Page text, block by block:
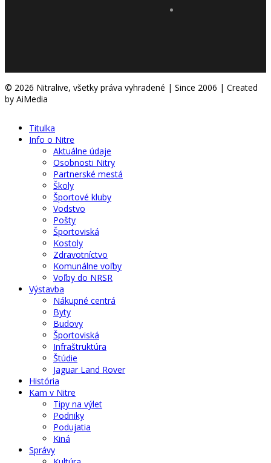
© 2026 Nitralive, všetky práva vyhradené | Since 2006 | Created
by AiMedia
Titulka
Info o Nitre
Aktuálne údaje
Osobnosti Nitry
Partnerské mestá
Školy
Športové kluby
Vodstvo
Pošty
Športoviská
Kostoly
Zdravotníctvo
Komunálne voľby
Voľby do NRSR
Výstavba
Nákupné centrá
Byty
Budovy
Športoviská
Infraštruktúra
Štúdie
Jaguar Land Rover
História
Kam v Nitre
Tipy na výlet
Podniky
Podujatia
Kiná
Správy